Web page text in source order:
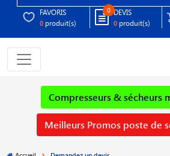
FAVORIS
0 produit(s)
0 DEVIS
0 produit(s)
Compresseurs & sécheurs
Meilleurs Promos poste de